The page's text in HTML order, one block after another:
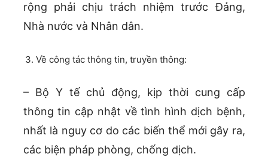
rộng phải chịu trách nhiệm trước Đảng,
Nhà nước và Nhân dân.
Về công tác thông tin, truyền thông:
– Bộ Y tế chủ động, kịp thời cung cấp
thông tin cập nhật về tình hình dịch bệnh,
nhất là nguy cơ do các biến thể mới gây ra,
các biện pháp phòng, chống dịch.